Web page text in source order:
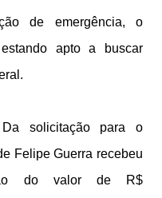
de emergência, o
apto a buscar
solicitação para o
Felipe Guerra recebeu
do valor de R$